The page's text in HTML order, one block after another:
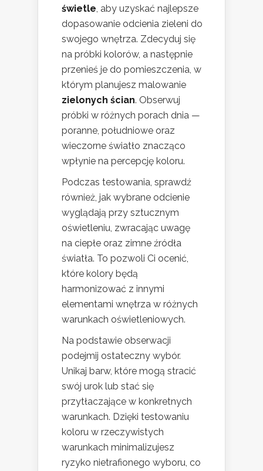
świetle, aby uzyskać najlepsze
dopasowanie odcienia zieleni do
swojego wnętrza. Zdecyduj się
na próbki kolorów, a następnie
przenieś je do pomieszczenia, w
którym planujesz malowanie
zielonych ścian. Obserwuj
próbki w różnych porach dnia —
poranne, południowe oraz
wieczorne światło znacząco
wpłynie na percepcję koloru.
Podczas testowania, sprawdź
również, jak wybrane odcienie
wyglądają przy sztucznym
oświetleniu, zwracając uwagę
na ciepłe oraz zimne źródła
światła. To pozwoli Ci ocenić,
które kolory będą
harmonizować z innymi
elementami wnętrza w różnych
warunkach oświetleniowych.
Na podstawie obserwacji
podejmij ostateczny wybór.
Unikaj barw, które mogą stracić
swój urok lub stać się
przytłaczające w konkretnych
warunkach. Dzięki testowaniu
koloru w rzeczywistych
warunkach minimalizujesz
ryzyko nietrafionego wyboru, co